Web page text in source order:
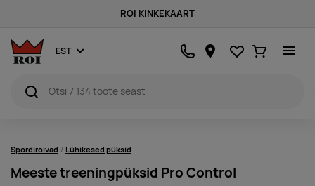
ROI KINKEKAART
EST Lemmikud
Ostukorv
Spordirõivad Lühikesed püksid
Meeste treeningpüksid Pro Control